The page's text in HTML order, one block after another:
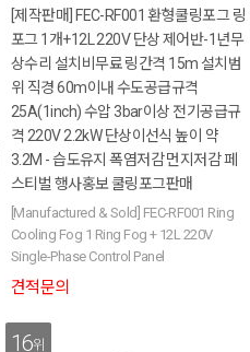
[제작판매] FEC-RF001 환형쿨링포그 링
포그 1개+12L 220V 단상 제어반-1년무
상수리 설치비무료 링간격 15m 설치범
위 직경 60m이내 수도공급규격
25A(1inch) 수압 3bar이상 전기공급규
격 220V 2.2kW 단상이선식 높이 약
3.2M - 습도유지 폭염저감 먼지저감 페
스티벌 행사홍보 쿨링포그판매
[Manufactured & Sold] FEC-RF001 Ring
Cooling Fog 1 Ring Fog + 12L 220V
Single-Phase Control Panel
견적문의
16위